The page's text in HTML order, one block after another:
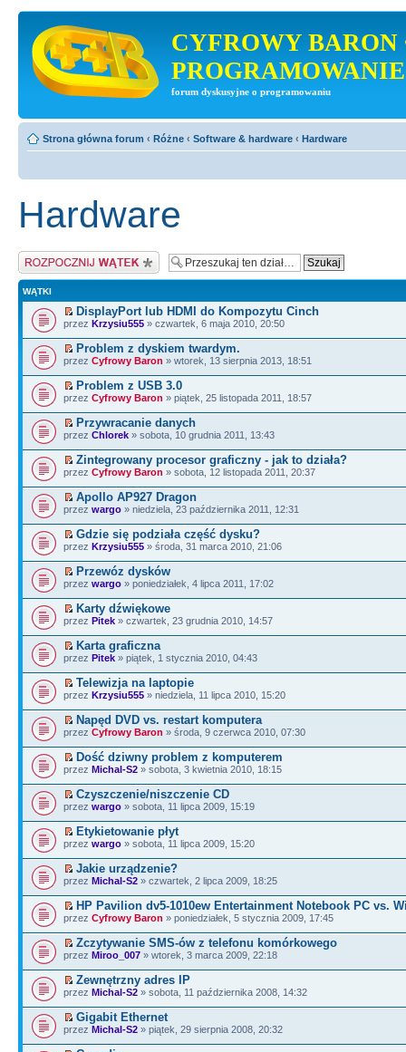
CYFROWY BARON
PROGRAMOWANIE
forum dyskusyjne o programowaniu
Strona główna forum ‹ Różne ‹ Software & hardware ‹ Hardware
Hardware
Napisz wątek
WĄTKI
DisplayPort lub HDMI do Kompozytu Cinch
przez Krzysiu555 » czwartek, 6 maja 2010, 20:50
Problem z dyskiem twardym.
przez Cyfrowy Baron » wtorek, 13 sierpnia 2013, 18:51
Problem z USB 3.0
przez Cyfrowy Baron » piątek, 25 listopada 2011, 18:57
Przywracanie danych
przez Chlorek » sobota, 10 grudnia 2011, 13:43
Zintegrowany procesor graficzny - jak to działa?
przez Cyfrowy Baron » sobota, 12 listopada 2011, 20:37
Apollo AP927 Dragon
przez wargo » niedziela, 23 października 2011, 12:31
Gdzie się podziała część dysku?
przez Krzysiu555 » środa, 31 marca 2010, 21:06
Przewóz dysków
przez wargo » poniedziałek, 4 lipca 2011, 17:02
Karty dźwiękowe
przez Pitek » czwartek, 23 grudnia 2010, 14:57
Karta graficzna
przez Pitek » piątek, 1 stycznia 2010, 04:43
Telewizja na laptopie
przez Krzysiu555 » niedziela, 11 lipca 2010, 15:20
Napęd DVD vs. restart komputera
przez Cyfrowy Baron » środa, 9 czerwca 2010, 07:30
Dość dziwny problem z komputerem
przez Michal-S2 » sobota, 3 kwietnia 2010, 18:15
Czyszczenie/niszczenie CD
przez wargo » sobota, 11 lipca 2009, 15:19
Etykietowanie płyt
przez wargo » sobota, 11 lipca 2009, 15:20
Jakie urządzenie?
przez Michal-S2 » czwartek, 2 lipca 2009, 18:25
HP Pavilion dv5-1010ew Entertainment Notebook PC vs.
przez Cyfrowy Baron » poniedziałek, 5 stycznia 2009, 17:45
Zczytywanie SMS-ów z telefonu komórkowego
przez Miroo_007 » wtorek, 3 marca 2009, 22:18
Zewnętrzny adres IP
przez Michal-S2 » sobota, 11 października 2008, 14:32
Gigabit Ethernet
przez Michal-S2 » piątek, 29 sierpnia 2008, 20:32